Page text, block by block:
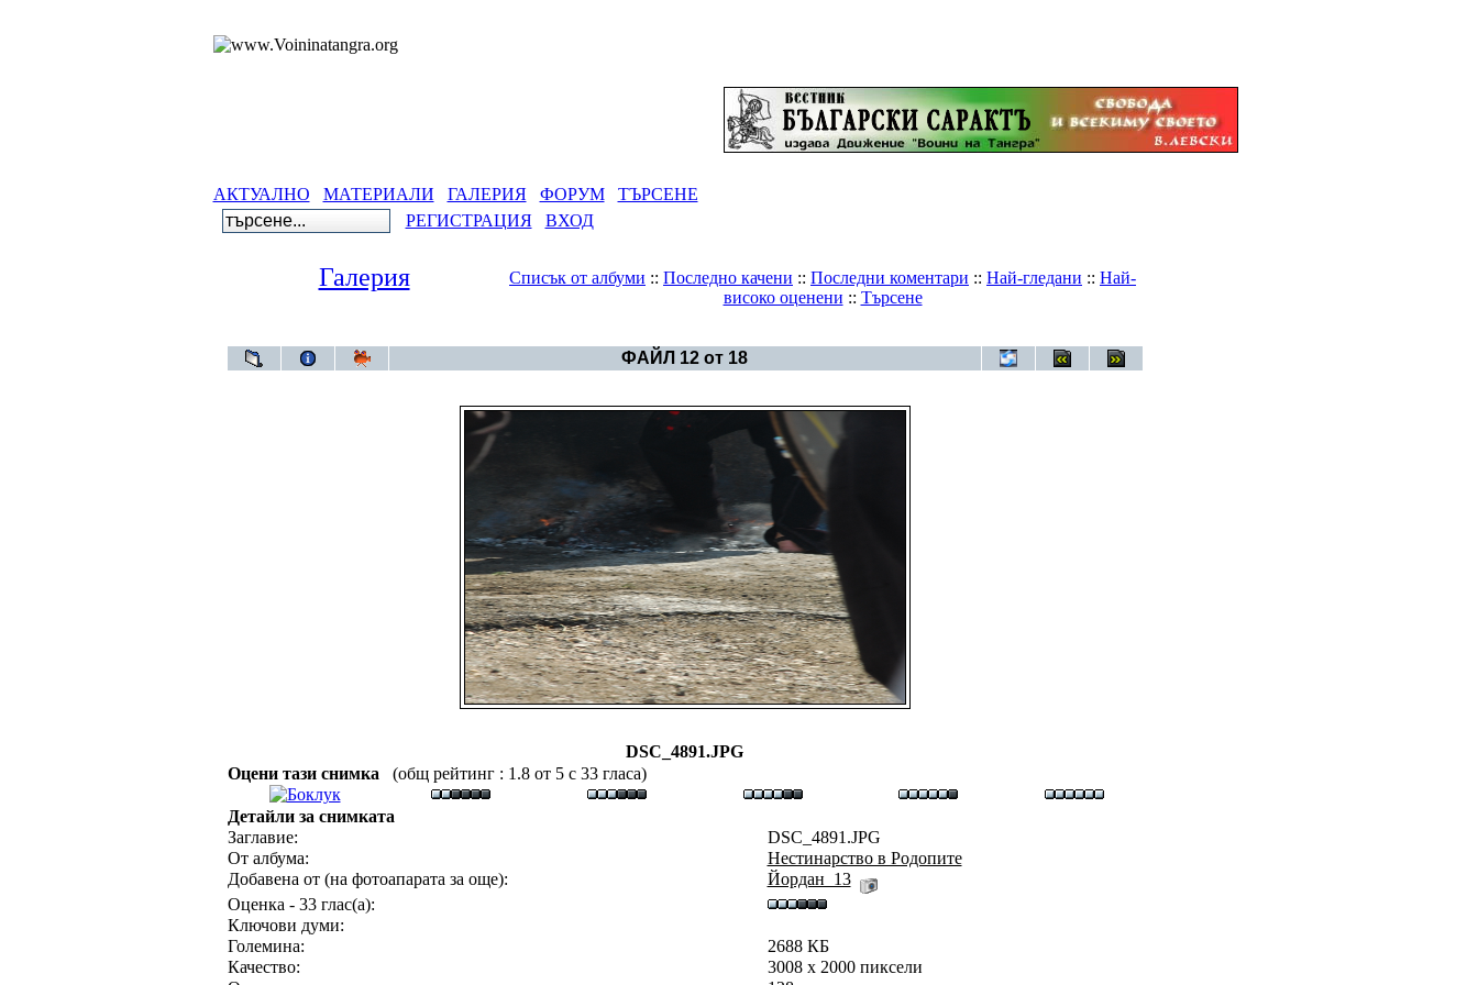
АКТУАЛНО МАТЕРИАЛИ ГАЛЕРИЯ ФОРУМ
ТЪРСЕНЕ
РЕГИСТРАЦИЯ
ВХОД
Галерия Списък от албуми :: Последно качени :: Последни коментари :: Най-гледани :: Най-
високо оценени :: Търсене
ФАЙЛ 12 от 18
DSC_4891.JPG
Оцени тази снимка
(общ рейтинг : 1.8 от 5 с 33 гласа)
Детайли за снимката
Заглавие:
DSC_4891.JPG
От албума:
Нестинарство в Родопите
Добавена от (на фотоапарата за още):
Йордан_13
Оценка - 33 глас(а):
Ключови думи:
Големина:
2688 КБ
Качество:
3008 x 2000 пиксели